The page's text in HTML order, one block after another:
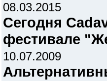
08.03.2015
Сегодня
фестивале
10.07.2009